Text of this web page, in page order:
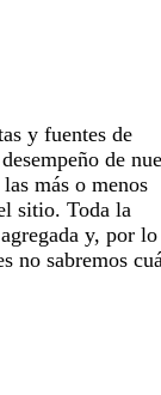
y fuentes de
de
más o menos
sitio. Toda la
y, por lo
no sabremos